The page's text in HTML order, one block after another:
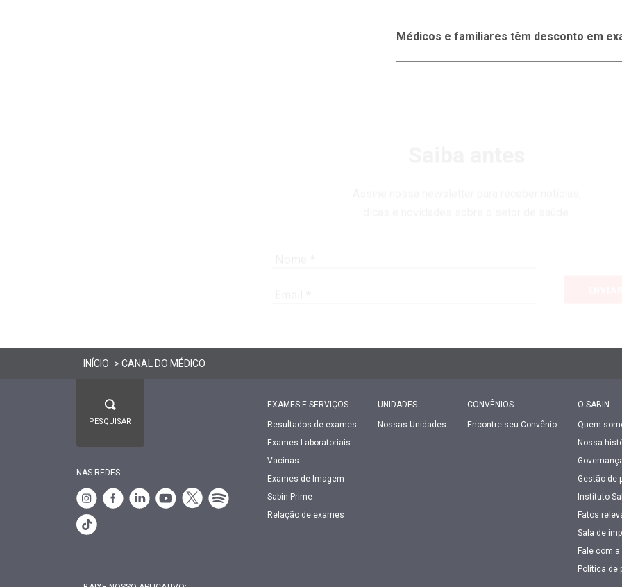
Médicos e familiares têm desconto em
Sim. Para mais informações, entre em
INÍCIO > CANAL DO MÉDICO
NAS REDES:
EXAMES E SERVIÇOS
Resultados de exames
Exames Laboratoriais
Vacinas
Exames de Imagem
Sabin Prime
Relação de exames
UNIDADES
Nossas Unidades
CONVÊNIOS
Encontre seu Convênio
O SABIN
Quem
Nossa
Gestão de
Instituto
Fatos
Sala de
Fale com
Política de